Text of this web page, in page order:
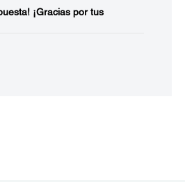
¡Gracias por tus